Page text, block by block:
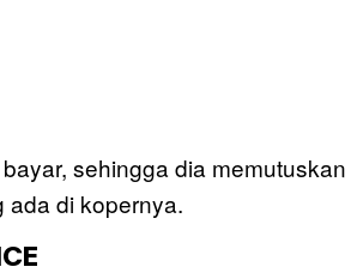
sehingga dia
ada di kopernya.